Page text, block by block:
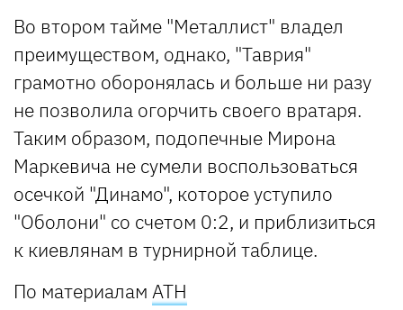
Во втором тайме "Металлист" владел
преимуществом, однако, "Таврия"
грамотно оборонялась и больше ни разу
не позволила огорчить своего вратаря.
Таким образом, подопечные Мирона
Маркевича не сумели воспользоваться
осечкой "Динамо", которое уступило
"Оболони" со счетом 0:2, и приблизиться
к киевлянам в турнирной таблице.
По материалам АТН